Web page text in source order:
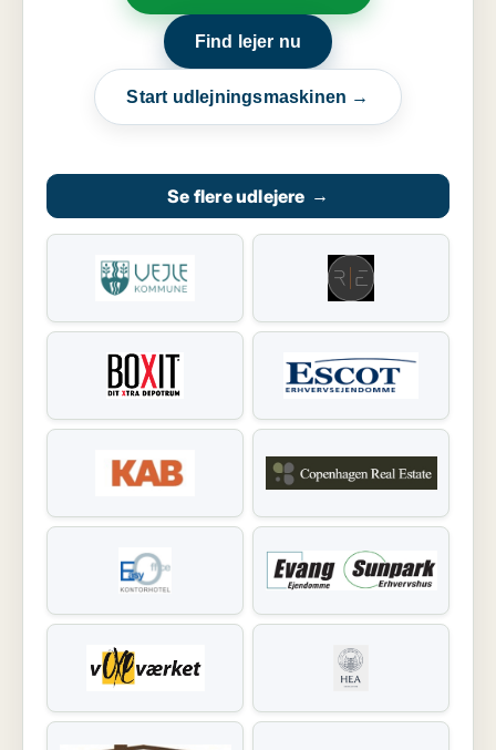
Find lejer nu
Start udlejningsmaskinen →
Se flere udlejere →